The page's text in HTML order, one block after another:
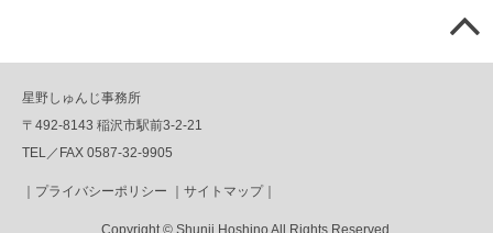
星野しゅんじ事務所
〒492-8143 稲沢市駅前3-2-21
TEL／FAX 0587-32-9905
プライバシーポリシー サイトマップ｜